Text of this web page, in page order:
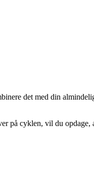
det med din
på cyklen, vil du opdage,